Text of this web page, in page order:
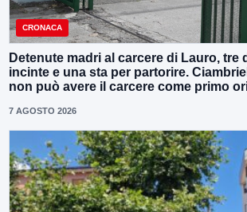
CRONACA
Detenute madri al carcere di Lauro, tre
incinte e una sta per partorire.
non può avere il carcere come primo
7 AGOSTO 2026